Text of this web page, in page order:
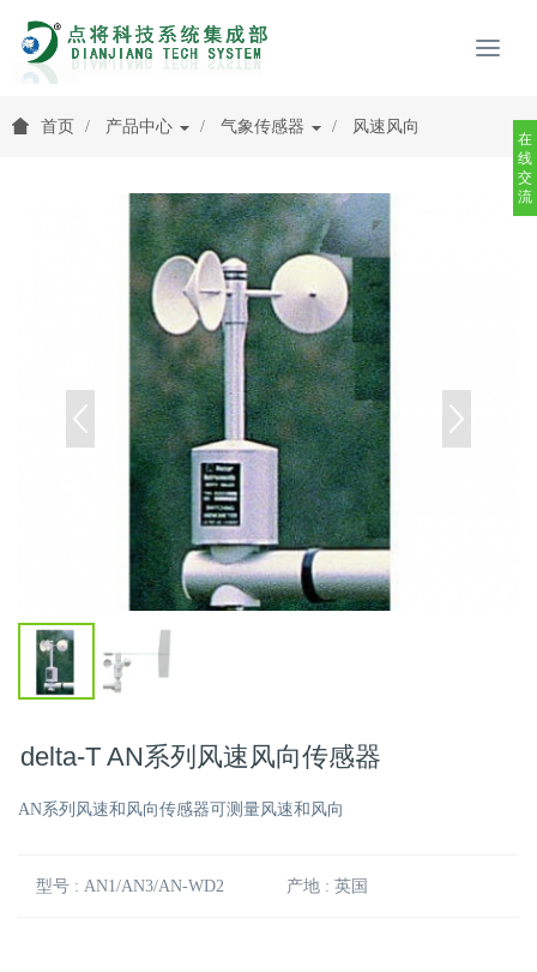
首页 产品中心 气象传感器 风速风向
delta-T AN系列风速风向传感器
AN系列风速和风向传感器可测量风速和风向
型号 : AN1/AN3/AN-WD2 产地 : 英国
在
线
交
流